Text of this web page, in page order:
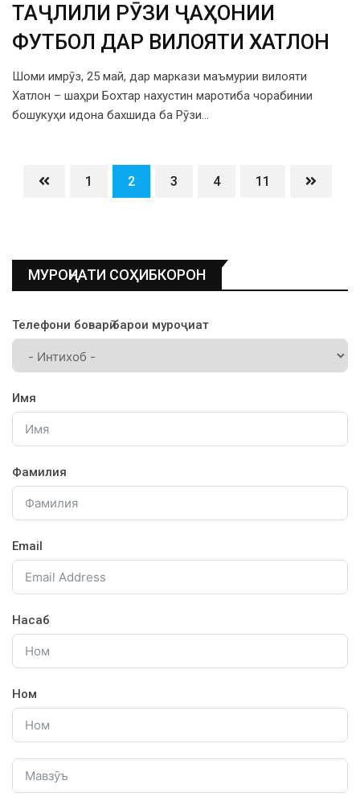
ТАҶЛИЛИ РӮЗИ ҶАҲОНИИ
ФУТБОЛ ДАР ВИЛОЯТИ ХАТЛОН
Шоми имрӯз, 25 май, дар маркази маъмурии вилояти
Хатлон – шаҳри Бохтар нахустин маротиба чорабинии
бошукуҳи идона бахшида ба Рӯзи…
1 2 3 4 11
МУРОҶИАТИ СОҲИБКОРОН
Телефони боварӣ барои муроҷиат
Имя
Фамилия
Email
Насаб
Ном